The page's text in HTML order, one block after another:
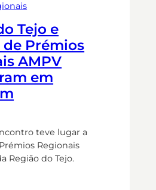
Tejo e
Prémios
AMPV
em
teve lugar a
Regionais
Região do Tejo.